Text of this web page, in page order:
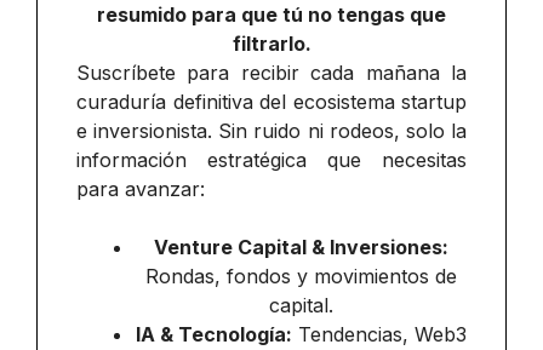
resumido para que tú no tengas que
filtrarlo.
Suscríbete para recibir cada mañana la
curaduría definitiva del ecosistema startup
e inversionista. Sin ruido ni rodeos, solo la
información estratégica que necesitas
para avanzar:
Venture Capital & Inversiones:
Rondas, fondos y movimientos de
capital.
IA & Tecnología: Tendencias, Web3